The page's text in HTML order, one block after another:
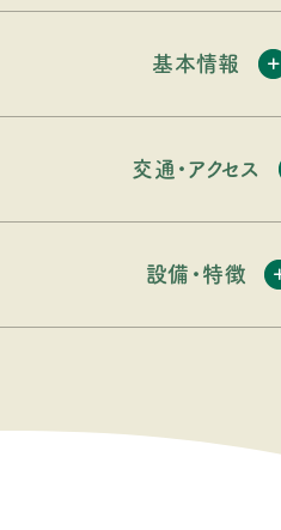
基本情報
交通・アクセス
設備・特徴